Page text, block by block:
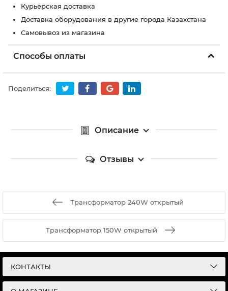
Курьерская доставка
Доставка оборудования в другие города Казахстана
Самовывоз из магазина
Способы оплаты
Поделиться:
Описание
Отзывы
Трансформатор 240W открытый
Трансформатор 150W открытый
КОНТАКТЫ